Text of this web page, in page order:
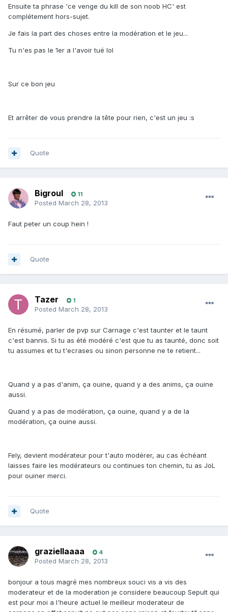
Ensuite ta phrase 'ce venge du kill de son noob HC' est
complétement hors-sujet.
Je fais la part des choses entre la modération et le jeu...
Tu n'es pas le 1er a l'avoir tué lol
Sur ce bon jeu
Et arrêter de vous prendre la tête pour rien, c'est un jeu :s
Quote
Bigroul 11
Posted March 28, 2013
Faut peter un coup hein !
Quote
Tazer 1
Posted March 28, 2013
En résumé, parler de pvp sur Carnage c'est taunter et le taunt
c'est bannis. Si tu as été modéré c'est que tu as taunté, donc soit
tu assumes et tu t'ecrases ou sinon personne ne te retient...
Quand y a pas d'anim, ça ouine, quand y a des anims, ça ouine
aussi.
Quand y a pas de modération, ça ouine, quand y a de la
modération, ça ouine aussi.
Fely, devient modérateur pour t'auto modérer, au cas échéant
laisses faire les modérateurs ou continues ton chemin, tu as JoL
pour ouiner merci.
Quote
graziellaaaa 4
Posted March 28, 2013
bonjour a tous magré mes nombreux souci vis a vis des
moderateur et de la moderation je considere beaucoup Sepult qui
est pour moi a l'heure actuel le meilleur moderateur de